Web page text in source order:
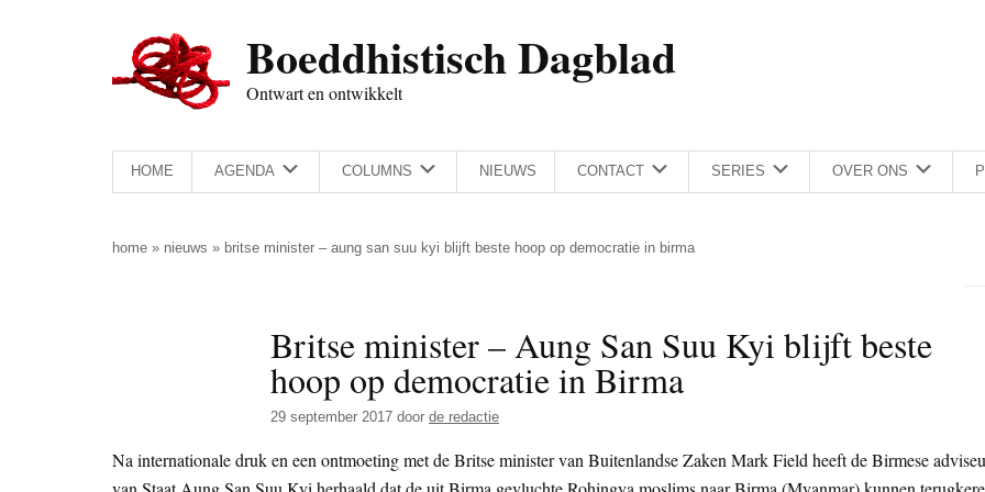
Boeddhistisch Dagblad
Ontwart en ontwikkelt
HOME AGENDA COLUMNS NIEUWS CONTACT SERIES OVER ONS
home » nieuws » britse minister – aung san suu kyi blijft beste hoop op democratie in birma
Britse minister – Aung San Suu Kyi blijft beste
hoop op democratie in Birma
29 september 2017 door de redactie
Na internationale druk en een ontmoeting met de Britse minister van Buitenlandse Zaken Mark Field heeft de Birmese